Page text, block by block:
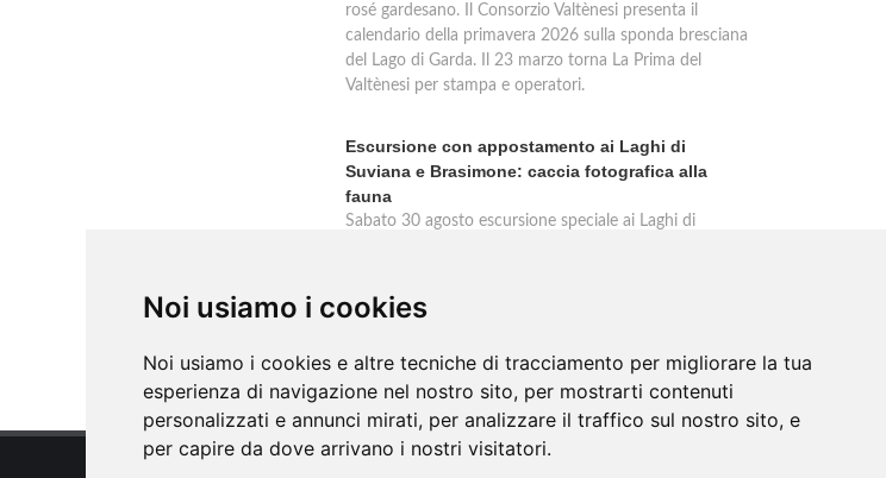
Noi usiamo i cookies
Noi usiamo i cookies e altre tecniche di tracciamento per migliorare la tua
esperienza di navigazione nel nostro sito, per mostrarti contenuti
personalizzati e annunci mirati, per analizzare il traffico sul nostro sito, e
per capire da dove arrivano i nostri visitatori.
rosé gardesano. Il Consorzio Valtènesi presenta il
calendario della primavera 2026 sulla sponda bresciana
del Lago di Garda. Il 23 marzo torna La Prima del
Valtènesi per stampa e operatori.
Escursione con appostamento ai Laghi di
Suviana e Brasimone: caccia fotografica alla
fauna
Sabato 30 agosto escursione speciale ai Laghi di
massimo silenzio. Ritrovo Chiesa Santa Rita al
Brasimone, prenotazione obbligatoria.